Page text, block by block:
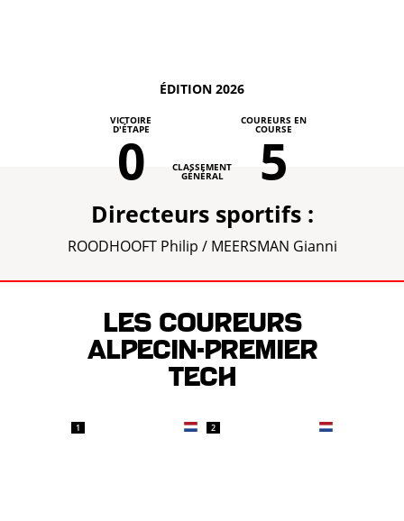
ÉDITION 2026
VICTOIRE
D'ÉTAPE
0 CLASSEMENT
GÉNÉRAL
COUREURS EN
COURSE
5
Directeurs sportifs :
ROODHOOFT Philip / MEERSMAN Gianni
Les coureurs
ALPECIN-PREMIER
TECH
1 2